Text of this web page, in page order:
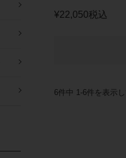
¥22,050税込
6件中 1-6